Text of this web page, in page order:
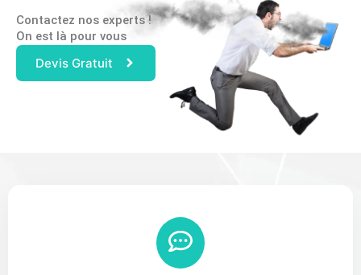
Contactez nos experts !
On est là pour vous
Devis Gratuit